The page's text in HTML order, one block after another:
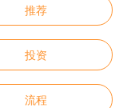
推荐
投资
流程